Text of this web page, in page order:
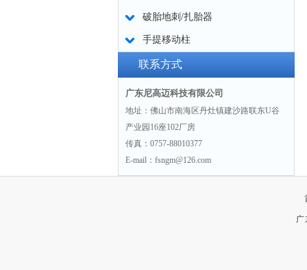
破胎地刺/扎胎器
手提移动柱
联系方式
广东尼高迈科技有限公司
地址：佛山市南海区丹灶镇建沙路联东U谷
产业园16座102厂房
传真：0757-88010377
E-mail：fsngm@126.com